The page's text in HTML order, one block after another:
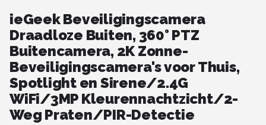
Blog
Beveiligingscamera's
Camera Deurbellen
NAS
ieGeek Beveiligingscamera
Draadloze Buiten, 360° PTZ
Buitencamera, 2K Zonne-
Beveiligingscamera's voor Thuis,
Spotlight en Sirene/2.4G
WiFi/3MP Kleurennachtzicht/2-
Weg Praten/PIR-Detectie